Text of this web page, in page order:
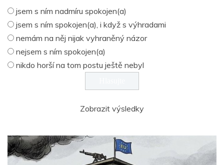
jsem s ním nadmíru spokojen(a)
jsem s ním spokojen(a), i když s výhradami
nemám na něj nijak vyhraněný názor
nejsem s ním spokojen(a)
nikdo horší na tom postu ještě nebyl
Zobrazit výsledky